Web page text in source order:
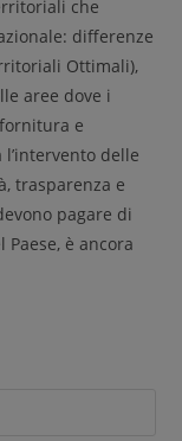
che
differenze
Ottimali),
aree dove i
e
delle
trasparenza e
pagare di
è ancora